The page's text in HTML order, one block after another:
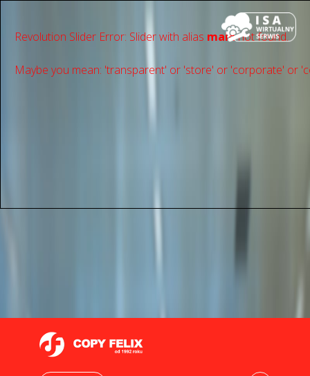
Revolution Slider Error: Slider with alias mainnot found.
Maybe you mean: 'transparent' or 'store' or 'сorporate' or